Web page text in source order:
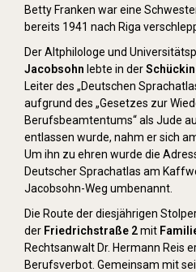
Betty Franken war eine
bereits 1941 nach Riga
Der Altphilologe und
Jacobsohn lebte in der
Leiter des „Deutschen
aufgrund des „Gesetzes zur
Berufsbeamtentums“ als Jude
entlassen wurde, nahm er sich
Um ihn zu ehren wurde die
Deutscher Sprachatlas am
Jacobsohn-Weg umbenannt.
Die Route der diesjährigen
der Friedrichstraße 2mit
Rechtsanwalt Dr. Hermann Reis
Berufsverbot. Gemeinsam mit